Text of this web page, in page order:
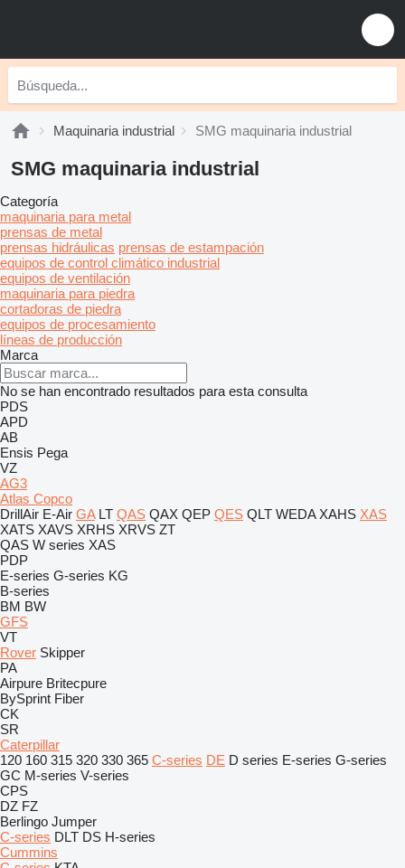
Maquinaria industrial SMG maquinaria industrial
SMG maquinaria industrial
Categoría
maquinaria para metal
prensas de metal
prensas hidráulicas prensas de estampación
equipos de control climático industrial
equipos de ventilación
maquinaria para piedra
cortadoras de piedra
equipos de procesamiento
líneas de producción
Marca
No se han encontrado resultados para esta consulta
PDS
APD
AB
Ensis Pega
VZ
AG3
Atlas Copco
DrillAir E-Air GA LT QAS QAX QEP QES QLT WEDA XAHS XAS
XATS XAVS XRHS XRVS ZT
QAS W series XAS
PDP
E-series G-series KG
B-series
BM BW
GFS
VT
Rover Skipper
PA
Airpure Britecpure
BySprint Fiber
CK
SR
Caterpillar
120 160 315 320 330 365 C-series DE D series E-series G-series
GC M-series V-series
CPS
DZ FZ
Berlingo Jumper
C-series DLT DS H-series
Cummins